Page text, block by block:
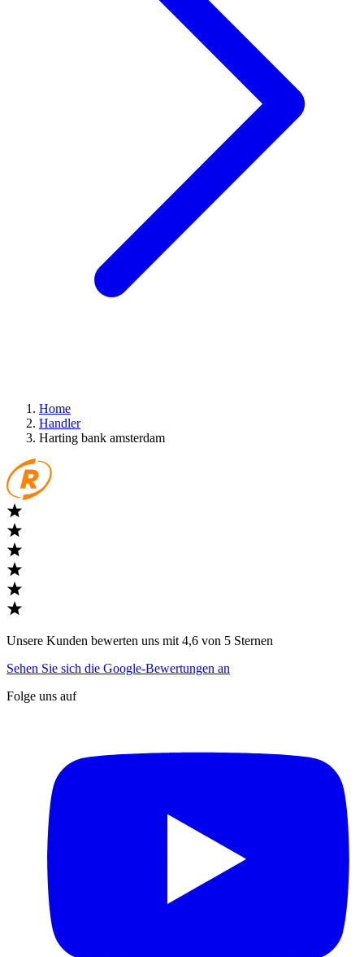
Home
Handler
Harting bank amsterdam
Unsere Kunden bewerten uns mit 4,6 von 5 Sternen
Sehen Sie sich die Google-Bewertungen an
Folge uns auf